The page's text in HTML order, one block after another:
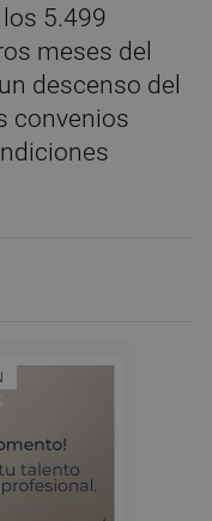
5.499
meses del
descenso del
convenios